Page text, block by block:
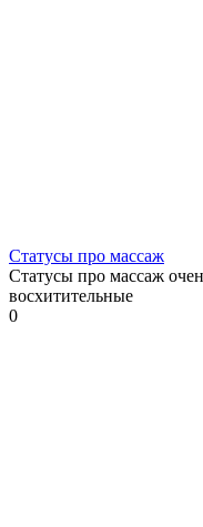
Статусы про массаж
Статусы про массаж
восхитительные
0